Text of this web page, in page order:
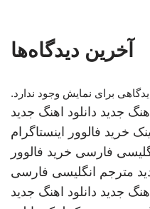
آخرین دیدگاه‌ها
برای نمایش وجود ندارد.
جدید دانلود اهنگ جدید
خرید فالوور اینستاگرام
فارسی خرید فالوور
مترجم انگلیسی فارسی
جدید دانلود اهنگ جدید